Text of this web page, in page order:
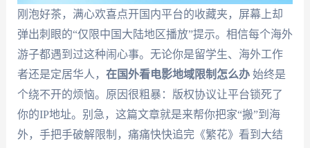
刚泡好茶，满心欢喜点开国内平台的收藏夹，屏幕上却
弹出刺眼的“仅限中国大陆地区播放”提示。相信每个海外
游子都遇到过这种闹心事。无论你是留学生、海外工作
者还是定居华人， 在国外看电影地域限制怎么办始终是
个绕不开的烦恼。原因很粗暴：版权协议让平台锁死了
你的IP地址。别急，这篇文章就是来帮你把家“搬”到海
外，手把手破解限制，痛痛快快追完《繁花》看到大结